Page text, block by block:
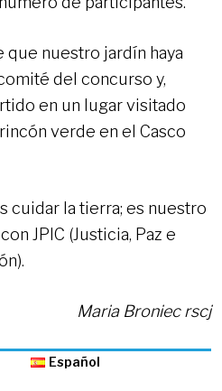
que nuestro jardín haya
del concurso y,
en un lugar visitado
verde en el Casco
cuidar la tierra; es nuestro
JPIC (Justicia, Paz e
Maria Broniec rscj
Español